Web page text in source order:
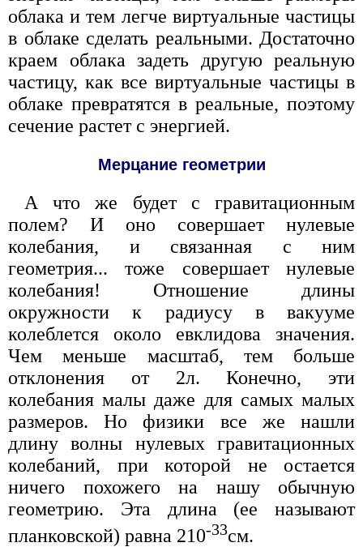
облака и тем легче виртуальные частицы
в облаке сделать реальными. Достаточно
краем облака задеть другую реальную
частицу, как все виртуальные частицы в
облаке превратятся в реальные, поэтому
сечение растет с энергией.
Мерцание геометрии
А что же будет с гравитационным
полем? И оно совершает нулевые
колебания, и связанная с ним
геометрия... тоже совершает нулевые
колебания! Отношение длины
окружности к радиусу в вакууме
колеблется около евклидова значения.
Чем меньше масштаб, тем больше
отклонения от 2л. Конечно, эти
колебания малы даже для самых малых
размеров. Но физики все же нашли
длину волны нулевых гравитационных
колебаний, при которой не остается
ничего похожего на нашу обычную
геометрию. Эта длина (ее называют
планковской) равна 210-33см.